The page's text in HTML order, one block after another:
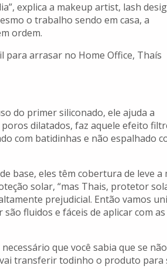
explica a makeup artist, lash
o trabalho sendo em casa, a
ordem.
para arrasar no Home Office, Thaís
do primer siliconado, ele ajuda a
dilatados, faz aquele efeito
com batidinhas e não espalhado
base, eles têm cobertura de leve a
solar, “mas Thais, protetor
prejudicial. Então vamos
fluidos e fáceis de aplicar com as
que você sabia que se
transferir todinho o produto para